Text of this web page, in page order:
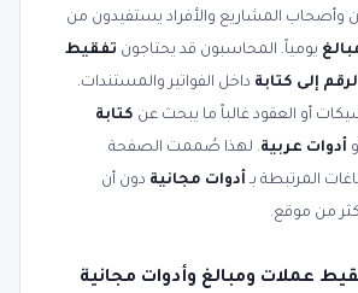
وأصحاب المشاريع والأفراد يستفيدون من
يومياً. المحاسبون قد يحتاجون تفقيط
إلى كتابة داخل الفواتير والمستندات.
أو العقود غالباً ما يبحث عن كتابة
أدوات عربية. لهذا صُممت الصفحة
المرتبطة بـ أدوات مجانية دون أن
من موقع.
عملات ومبالغ وأدوات مجانية